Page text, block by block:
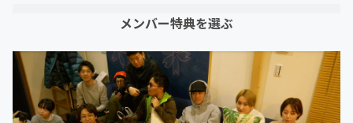
メンバー特典を選ぶ